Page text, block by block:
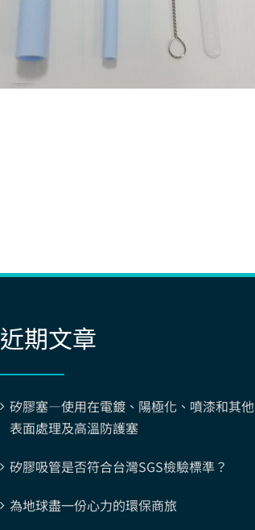
近期文章
矽膠塞—使用在電鍍、陽極化、噴漆和其他
表面處理及高溫防護塞
矽膠吸管是否符合台灣SGS檢驗標準？
為地球盡一份心力的環保商旅